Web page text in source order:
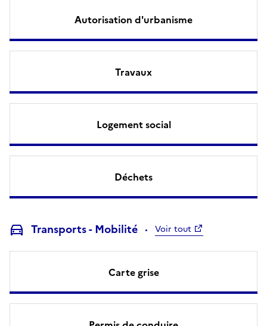
Autorisation d'urbanisme
Travaux
Logement social
Déchets
Transports - Mobilité Voir tout
Carte grise